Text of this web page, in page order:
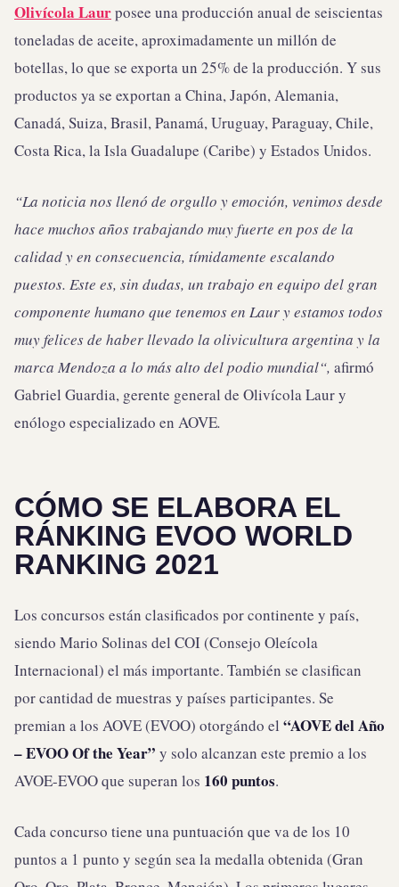
Olivícola Laurposee una producción anual de seiscientas
toneladas de aceite, aproximadamente un millón de
botellas, lo que se exporta un 25% de la producción. Y sus
productos ya se exportan a China, Japón, Alemania,
Canadá, Suiza, Brasil, Panamá, Uruguay, Paraguay, Chile,
Costa Rica, la Isla Guadalupe (Caribe) y Estados Unidos.
“La noticia nos llenó de orgullo y emoción, venimos desde
hace muchos años trabajando muy fuerte en pos de la
calidad y en consecuencia, tímidamente escalando
puestos. Este es, sin dudas, un trabajo en equipo del gran
componente humano que tenemos en Laur y estamos todos
muy felices de haber llevado la olivicultura argentina y la
marca Mendoza a lo más alto del podio mundial“, afirmó
Gabriel Guardia, gerente general de Olivícola Laur y
enólogo especializado en AOVE.
CÓMO SE ELABORA EL
RÁNKING EVOO WORLD
RANKING 2021
Los concursos están clasificados por continente y país,
siendo Mario Solinas del COI (Consejo Oleícola
Internacional) el más importante. También se clasifican
por cantidad de muestras y países participantes. Se
premian a los AOVE (EVOO) otorgándo el “AOVE del Año
– EVOO Of the Year” y solo alcanzan este premio a los
AVOE-EVOO que superan los 160 puntos.
Cada concurso tiene una puntuación que va de los 10
puntos a 1 punto y según sea la medalla obtenida (Gran